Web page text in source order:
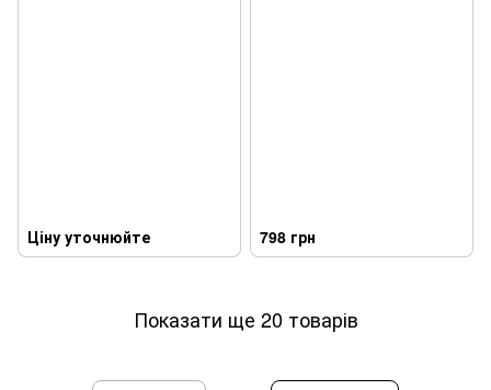
Ціну уточнюйте 798 грн
Показати ще 20 товарів